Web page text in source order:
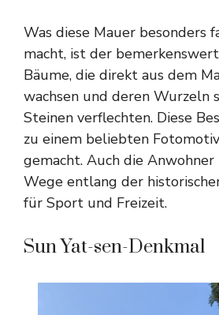
Was diese Mauer besonders
macht, ist der
Bäume, die direkt aus dem
wachsen und deren Wurzeln
Steinen verflechten. Diese
zu einem beliebten
gemacht. Auch die
Wege entlang der
für Sport und Freizeit.
Sun Yat-sen-Denkmal